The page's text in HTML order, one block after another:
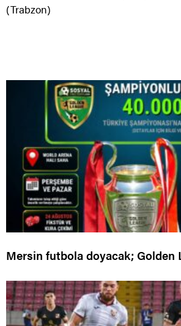
(Trabzon)
Mersin futbola doyacak; Golden